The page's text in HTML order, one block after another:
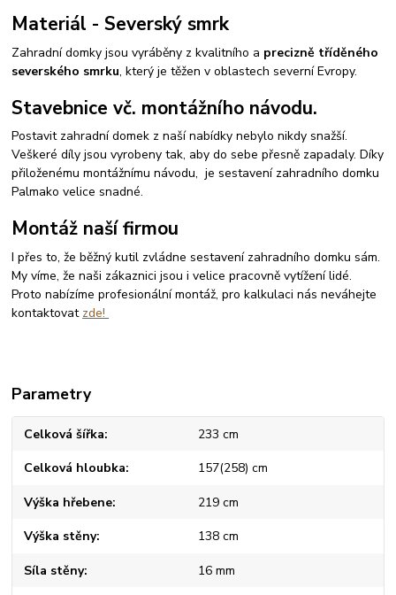
Materiál - Severský smrk
Zahradní domky jsou vyráběny z kvalitního a precizně tříděného
severského smrku, který je těžen v oblastech severní Evropy.
Stavebnice vč. montážního návodu.
Postavit zahradní domek z naší nabídky nebylo nikdy snažší.
Veškeré díly jsou vyrobeny tak, aby do sebe přesně zapadaly. Díky
přiloženému montážnímu návodu, je sestavení zahradního domku
Palmako velice snadné.
Montáž naší firmou
I přes to, že běžný kutil zvládne sestavení zahradního domku sám.
My víme, že naši zákaznici jsou i velice pracovně vytížení lidé.
Proto nabízíme profesionální montáž, pro kalkulaci nás neváhejte
kontaktovat zde!
Parametry
Celková šířka 233 cm
Celková hloubka 157(258) cm
Výška hřebene 219 cm
Výška stěny 138 cm
Síla stěny 16 mm